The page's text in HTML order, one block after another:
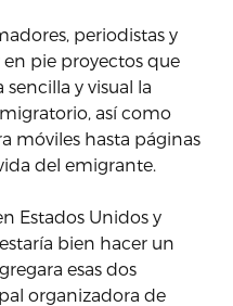
periodistas y
pie proyectos que
y visual la
así como
móviles hasta páginas
del emigrante.
Estados Unidos y
bien hacer un
esas dos
organizadora de